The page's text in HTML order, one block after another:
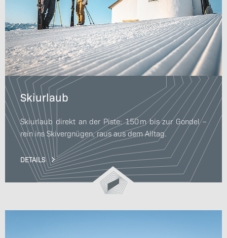
Skiurlaub
Skiurlaub direkt an der Piste: 150 m bis zur Gondel –
rein ins Skivergnügen, raus aus dem Alltag.
DETAILS